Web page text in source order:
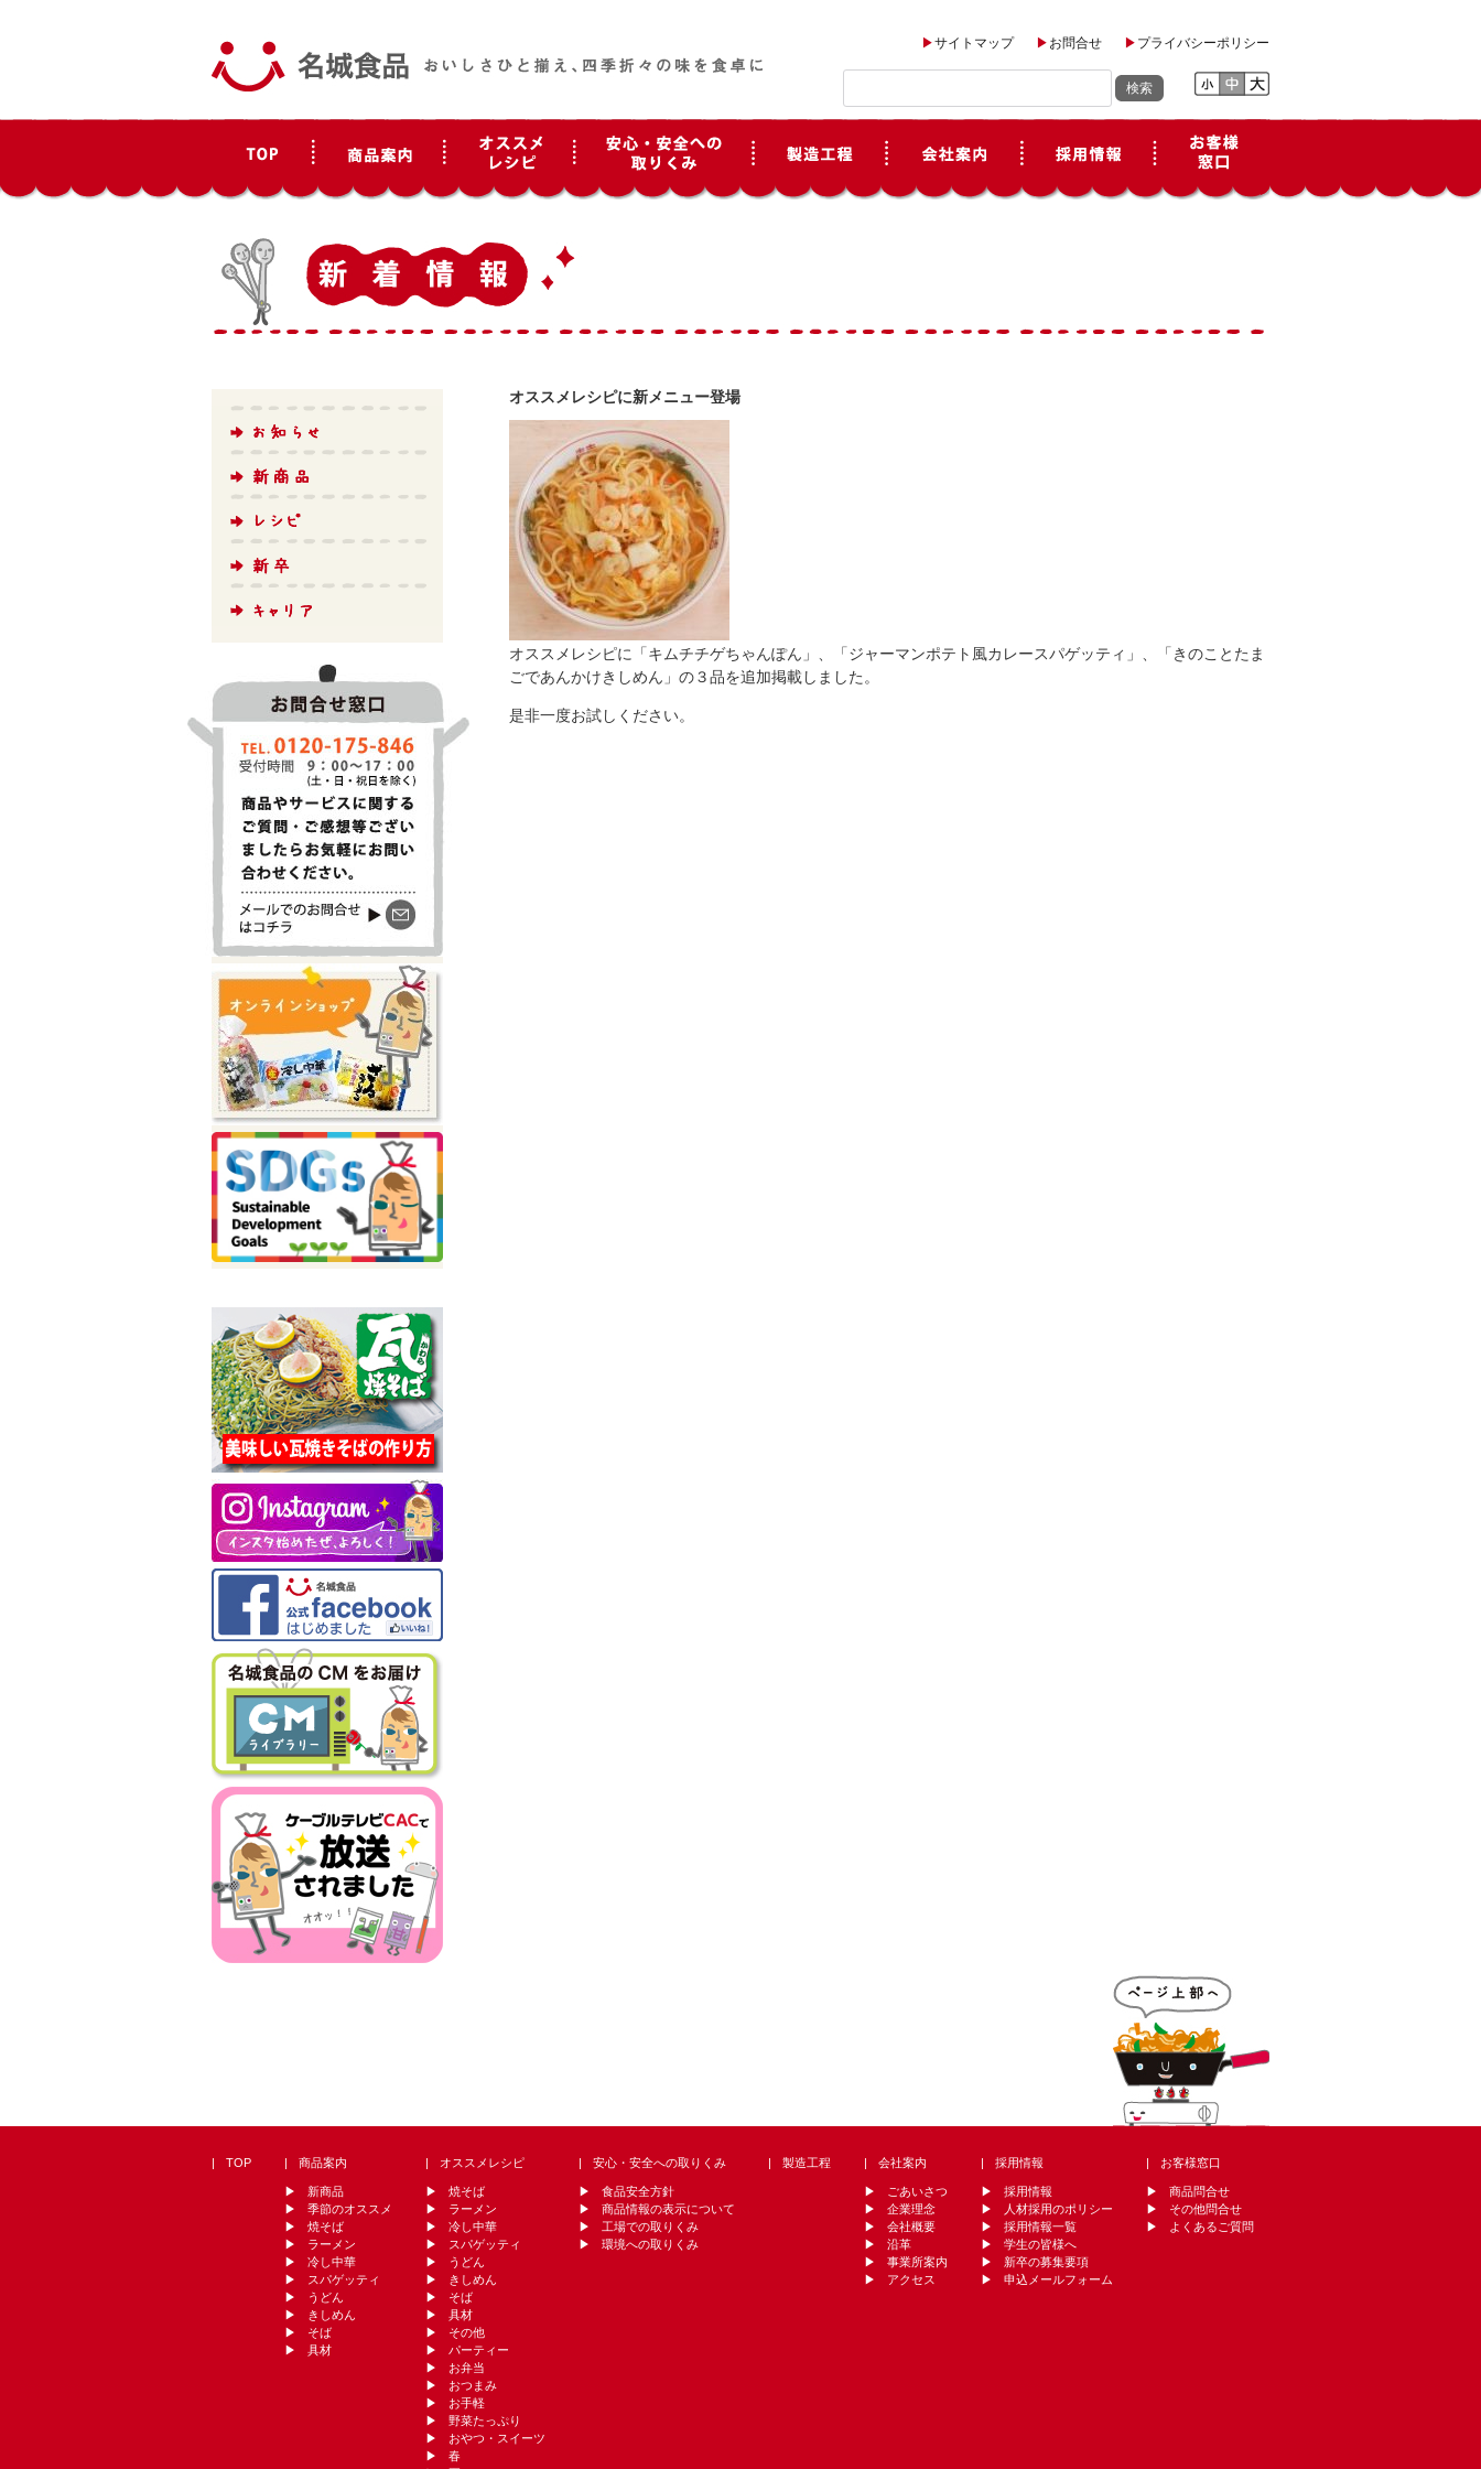
サイトマップ お問合せ プライバシーポリシー
オススメレシピに新メニュー登場
オススメレシピに「キムチチゲちゃんぽん」、「ジャーマンポテト風カレースパゲッティ」、「きのことたま
ごであんかけきしめん」の３品を追加掲載しました。
是非一度お試しください。
TOP 商品案内
新商品
季節のオススメ
焼そば
ラーメン
冷し中華
スパゲッティ
うどん
きしめん
そば
具材
オススメレシピ
焼そば
ラーメン
冷し中華
スパゲッティ
うどん
きしめん
そば
具材
その他
パーティー
お弁当
おつまみ
お手軽
野菜たっぷり
おやつ・スイーツ
春
安心・安全への取りくみ
食品安全方針
商品情報の表示について
工場での取りくみ
環境への取りくみ
製造工程 会社案内
ごあいさつ
企業理念
会社概要
沿革
事業所案内
アクセス
採用情報
採用情報
人材採用のポリシー
採用情報一覧
学生の皆様へ
新卒の募集要項
申込メールフォーム
お客様窓口
商品問合せ
その他問合せ
よくあるご質問